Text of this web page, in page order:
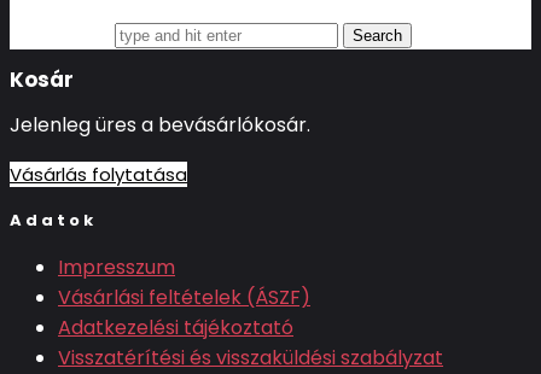
Kosár
Jelenleg üres a bevásárlókosár.
Vásárlás folytatása
Adatok
Impresszum
Vásárlási feltételek (ÁSZF)
Adatkezelési tájékoztató
Visszatérítési és visszaküldési szabályzat